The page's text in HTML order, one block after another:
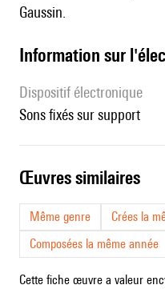
Gaussin.
Information sur
Dispositif électronique
sons fixés sur support
œuvres similaires
Même genre
Crées la
Composées la même année
Cette fiche œuvre a valeur